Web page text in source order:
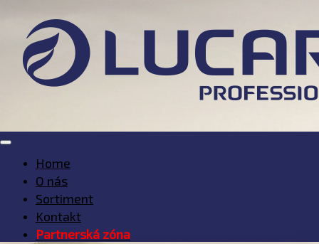
Home
O nás
Sortiment
Kontakt
Partnerská zóna